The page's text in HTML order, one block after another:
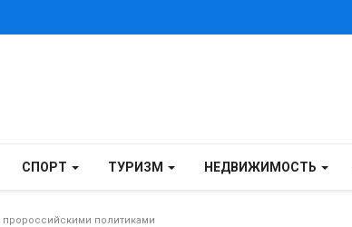
СПОРТ ТУРИЗМ НЕДВИЖИМОСТЬ
политиками